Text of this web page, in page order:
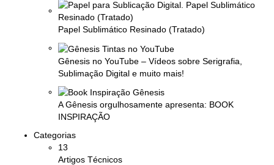
Papel Sublimático Resinado (Tratado)
Gênesis no YouTube – Vídeos sobre Serigrafia,
Sublimação Digital e muito mais!
A Gênesis orgulhosamente apresenta: BOOK
INSPIRAÇÃO
Categorias
13
Artigos Técnicos